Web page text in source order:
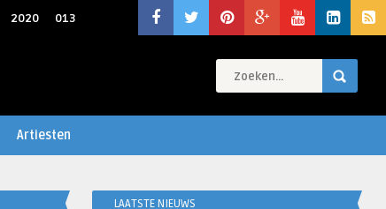
2020 013
Artiesten
LAATSTE NIEUWS